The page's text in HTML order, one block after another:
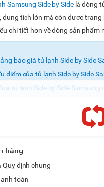
Samsung Side by Side là dòng
dung tích lớn mà còn được trang
chi tiết hơn về dòng sản phẩm
báo giá tủ lạnh Side by Side
điểm của tủ lạnh Side by Side
tủ lạnh Side by Side
báo giá tủ lạnh Side by
lạnh Side by Side của
đây là bảng báo giá một số
Mã sản phẩm
hàng
Quy định chung
toán